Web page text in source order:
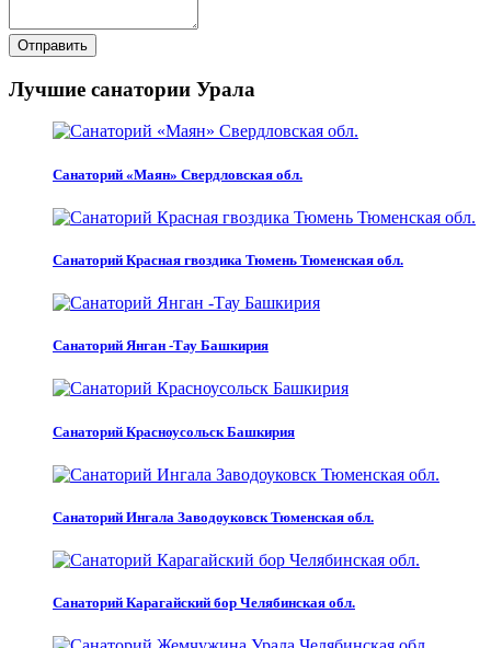
Отправить
Лучшие санатории Урала
Санаторий «Маян» Свердловская обл.
Санаторий Красная гвоздика Тюмень Тюменская обл.
Санаторий Янган -Тау Башкирия
Санаторий Красноусольск Башкирия
Санаторий Ингала Заводоуковск Тюменская обл.
Санаторий Карагайский бор Челябинская обл.